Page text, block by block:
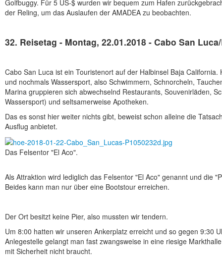
Golfbuggy. Für 5 US-$ wurden wir bequem zum Hafen
der Reling, um das Auslaufen der AMADEA zu beobachten.
32. Reisetag - Montag, 22.01.2018 - Cabo San
Cabo San Luca ist ein Touristenort auf der Halbinsel Baja
und nochmals Wassersport, also Schwimmern, Schnorcheln,
Marina gruppieren sich abwechselnd Restaurants, Souvenirläden,
Wassersport) und seltsamerweise Apotheken.
Das es sonst hier weiter nichts gibt, beweist schon alleine die
Ausflug anbietet.
Das Felsentor "El Aco".
Als Attraktion wird lediglich das Felsentor "El Aco" genannt und die
Beides kann man nur über eine Bootstour erreichen.
Der Ort besitzt keine Pier, also mussten wir tendern.
Um 8:00 hatten wir unseren Ankerplatz erreicht und so gegen 9:30
Anlegestelle gelangt man fast zwangsweise in eine riesige
mit Sicherheit nicht braucht.